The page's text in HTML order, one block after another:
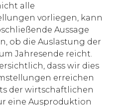
alle
vorliegen, kann
Aussage
ob die Auslastung der
Jahresende reicht.
dass wir dies
erreichen
der wirtschaftlichen
eine Ausproduktion